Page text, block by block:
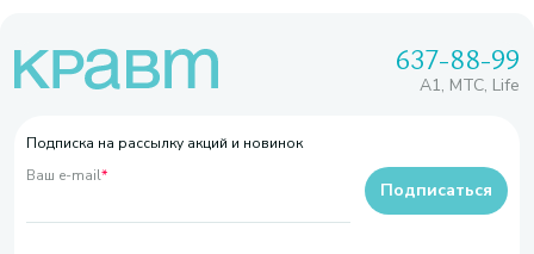
637-88-99
A1, МТС, Life
Подписка на рассылку акций и новинок
Ваш e-mail*
Подписаться